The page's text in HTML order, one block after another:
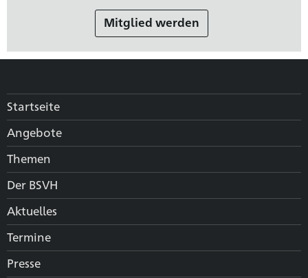
Mitglied werden
Startseite
Angebote
Themen
Der BSVH
Aktuelles
Termine
Presse